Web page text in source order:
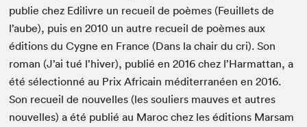
publie chez Edilivre un recueil de poèmes (Feuillets de
l’aube), puis en 2010 un autre recueil de poèmes aux
éditions du Cygne en France (Dans la chair du cri). Son
roman (J’ai tué l’hiver), publié en 2016 chez l’Harmattan, a
été sélectionné au Prix Africain méditerranéen en 2016.
Son recueil de nouvelles (les souliers mauves et autres
nouvelles) a été publié au Maroc chez les éditions Marsam